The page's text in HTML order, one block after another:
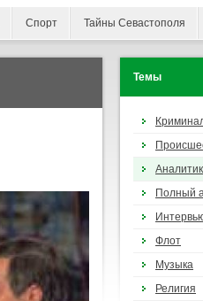
Спорт Тайны Севастополя
Темы
Полный
Флот
Музыка
Религия